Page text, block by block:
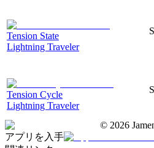
Tension State
Lightning Traveler
Tension Cycle
Lightning Traveler
© 2026
アプリを入手